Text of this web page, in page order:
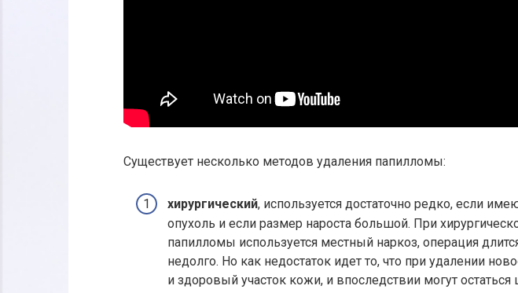
Существует несколько методов удаления папилломы:
хирургический, используется достаточно редко, если
опухоль и если размер нароста большой. При
папилломы используется местный наркоз, операция
недолго. Но как недостаток идет то, что при удалении
и здоровый участок кожи, и впоследствии могут